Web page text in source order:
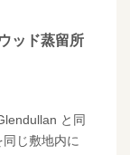
ッド蒸留所
と同
じ敷地内に